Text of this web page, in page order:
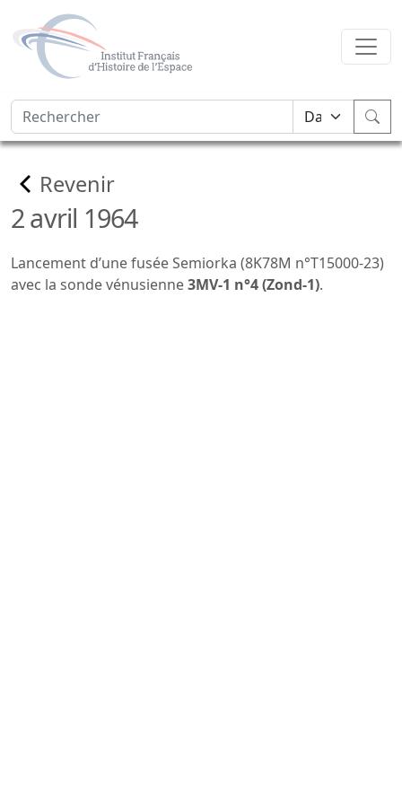
Revenir
2 avril 1964
Lancement d’une fusée Semiorka (8K78M n°T15000-23)
avec la sonde vénusienne3MV-1 n°4 (Zond-1).